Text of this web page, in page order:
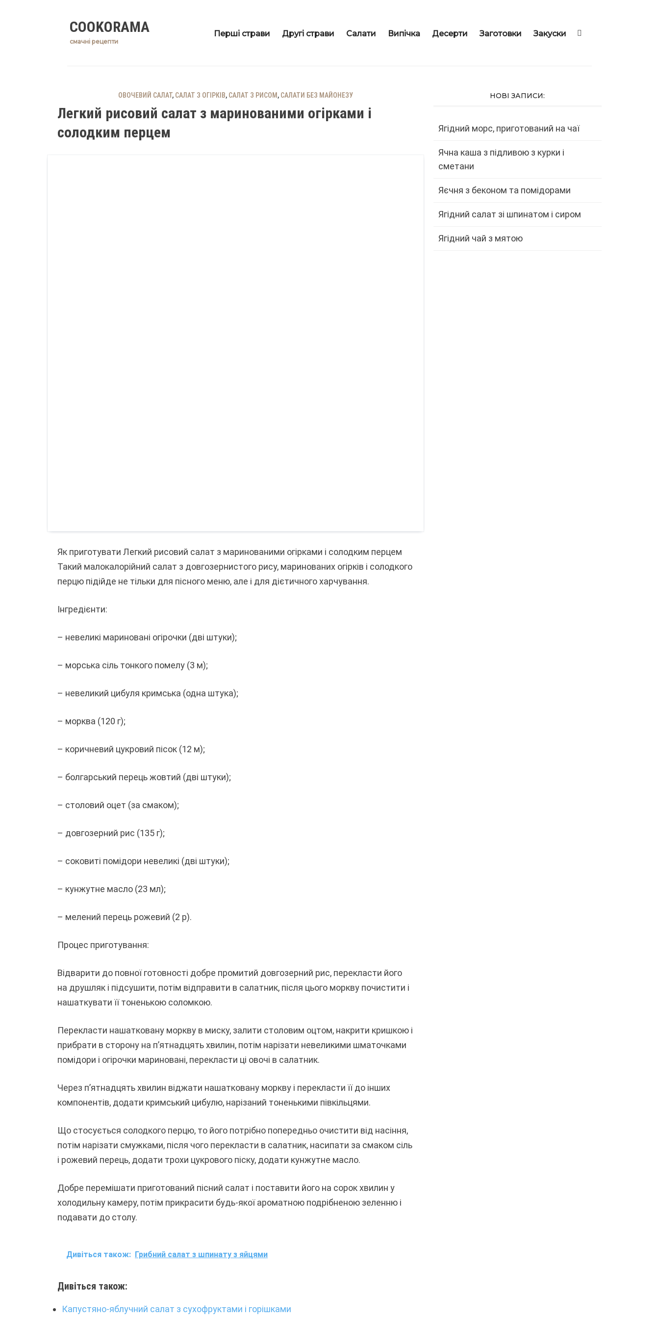
COOKORAMA
смачні рецепти
Перші страви Другі страви Салати Випічка Десерти Заготовки Закуски
ОВОЧЕВИЙ САЛАТ, САЛАТ З ОГІРКІВ, САЛАТ З РИСОМ , САЛАТИ БЕЗ МАЙОНЕЗУ
Легкий рисовий салат з маринованими огірками і
солодким перцем
Як приготувати Легкий рисовий салат з маринованими огірками і солодким перцем
Такий малокалорійний салат з довгозернистого рису, маринованих огірків і солодкого
перцю підійде не тільки для пісного меню, але і для дієтичного харчування.
Інгредієнти:
– невеликі мариновані огірочки (дві штуки);
– морська сіль тонкого помелу (3 м);
– невеликий цибуля кримська (одна штука);
– морква (120 г);
– коричневий цукровий пісок (12 м);
– болгарський перець жовтий (дві штуки);
– столовий оцет (за смаком);
– довгозерний рис (135 г);
– соковиті помідори невеликі (дві штуки);
– кунжутне масло (23 мл);
– мелений перець рожевий (2 р).
Процес приготування:
Відварити до повної готовності добре промитий довгозерний рис, перекласти його
на друшляк і підсушити, потім відправити в салатник, після цього моркву почистити і
нашаткувати її тоненькою соломкою.
Перекласти нашатковану моркву в миску, залити столовим оцтом, накрити кришкою і
прибрати в сторону на п’ятнадцять хвилин, потім нарізати невеликими шматочками
помідори і огірочки мариновані, перекласти ці овочі в салатник.
Через п’ятнадцять хвилин віджати нашатковану моркву і перекласти її до інших
компонентів, додати кримський цибулю, нарізаний тоненькими півкільцями.
Що стосується солодкого перцю, то його потрібно попередньо очистити від насіння,
потім нарізати смужками, після чого перекласти в салатник, насипати за смаком сіль
і рожевий перець, додати трохи цукрового піску, додати кунжутне масло.
Добре перемішати приготований пісний салат і поставити його на сорок хвилин у
холодильну камеру, потім прикрасити будь-якої ароматною подрібненою зеленню і
подавати до столу.
Дивіться також: Грибний салат з шпинату з яйцями
Дивіться також:
Капустяно-яблучний салат з сухофруктами і горішками
НОВІ ЗАПИСИ:
Ягідний морс, приготований на чаї
Ячна каша з підливою з курки і
сметани
Яєчня з беконом та помідорами
Ягідний салат зі шпинатом і сиром
Ягідний чай з мятою